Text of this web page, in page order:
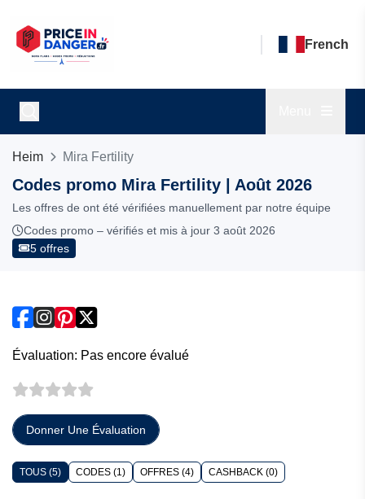
French
Heim Mira Fertility
Codes promo Mira Fertility | Août 2026
Les offres de ont été vérifiées manuellement par notre équipe
Codes promo – vérifiés et mis à jour 3 août 2026
5 offres
Évaluation: Pas encore évalué
Donner Une Évaluation
TOUS (5) CODES (1) OFFRES (4) CASHBACK (0)